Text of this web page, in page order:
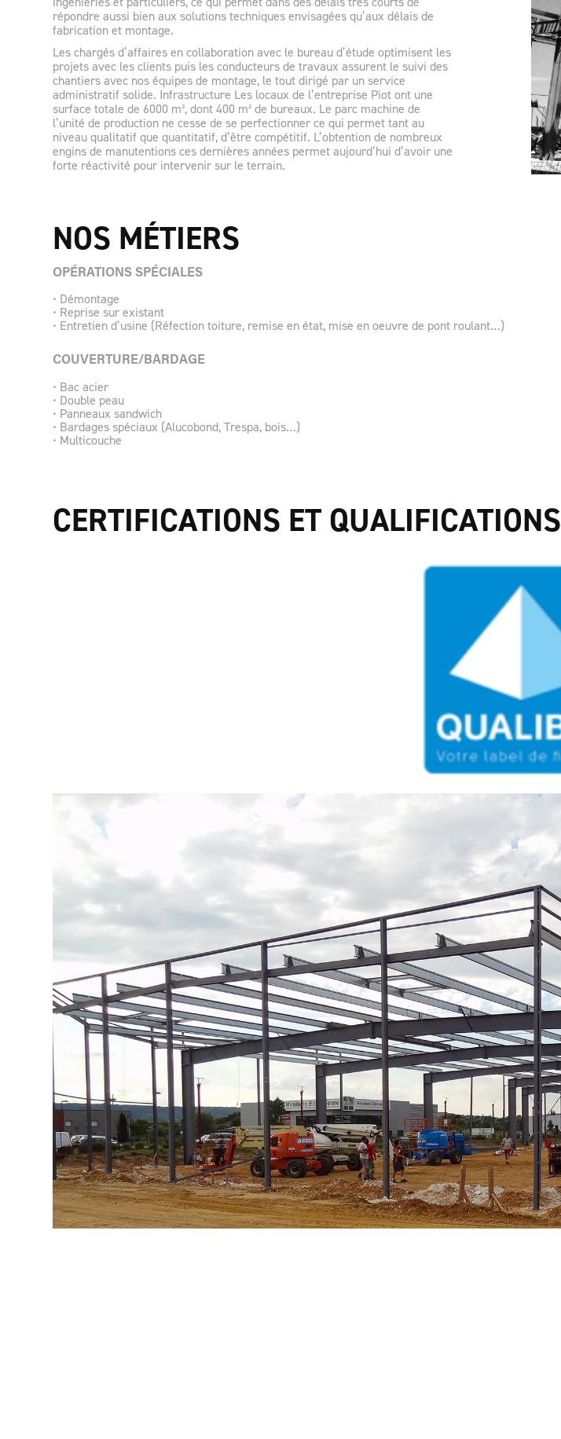
répondre aussi bien aux solutions techniques envisagées qu’aux délais de
fabrication et montage.
Les chargés d’affaires en collaboration avec le bureau d’étude optimisent les
projets avec les clients puis les conducteurs de travaux assurent le suivi des
chantiers avec nos équipes de montage, le tout dirigé par un service
administratif solide. Infrastructure Les locaux de l’entreprise Piot ont une
surface totale de 6000 m², dont 400 m² de bureaux. Le parc machine de
l’unité de production ne cesse de se perfectionner ce qui permet tant au
niveau qualitatif que quantitatif, d’être compétitif. L’obtention de nombreux
engins de manutentions ces dernières années permet aujourd’hui d’avoir une
forte réactivité pour intervenir sur le terrain.
NOS MÉTIERS
OPÉRATIONS SPÉCIALES
• Démontage
• Reprise sur existant
• Entretien d’usine (Réfection toiture, remise en état, mise en oeuvre de pont roulant…)
COUVERTURE/BARDAGE
• Bac acier
• Double peau
• Panneaux sandwich
• Bardages spéciaux (Alucobond, Trespa, bois…)
• Multicouche
CERTIFICATIONS ET QUALIFICATIONS